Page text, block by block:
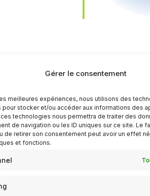
Gérer le consentement
meilleures expériences, nous utilisons des
stocker et/ou accéder aux informations des
technologies nous permettra de traiter des
de navigation ou les ID uniques sur ce site. Le
de retirer son consentement peut avoir un effet
et fonctions.